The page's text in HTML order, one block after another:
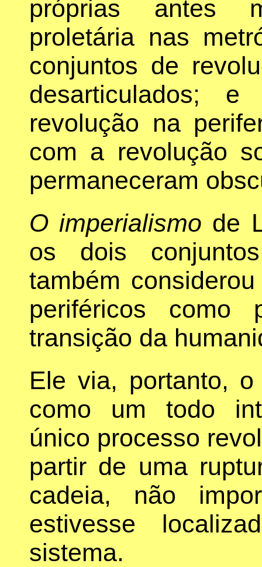
próprias antes
proletária nas
conjuntos de
desarticulados;
revolução na
com a revolução
permaneceram
O imperialismo de
os dois
também
periféricos como
transição da
Ele via, portanto,
como um todo
único processo
partir de uma
cadeia, não
estivesse
sistema.